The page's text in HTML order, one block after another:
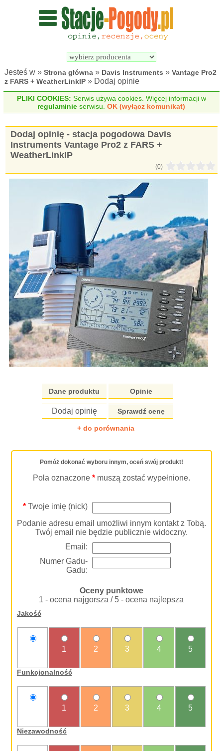
Wyszukiwarka
pogodowych
Jesteś w »Strona główna » Davis Instruments »Vantage Pro2
z FARS + WeatherLinkIP » Dodaj opinie
PLIKI COOKIES: Serwis używa cookies. Więcej informacji w
regulaminie serwisu.OK (wyłącz komunikat)
Dodaj opinię - stacja pogodowa Davis
Instruments Vantage Pro2 z FARS +
WeatherLinkIP
(0)
Dane produktu Opinie
Dodaj opinię Sprawdź cenę
+ do porównania
Pomóż dokonać wyboru innym, oceń swój produkt!
Pola oznaczone * muszą zostać wypełnione.
*Twoje imię (nick)
Podanie adresu email umożliwi innym kontakt z Tobą.
Twój email nie będzie publicznie widoczny.
Email:
Numer Gadu-
Gadu:
Oceny punktowe
1 - ocena najgorsza / 5 - ocena najlepsza
Jakość
1 2 3 4 5
Funkcjonalność
1 2 3 4 5
Niezawodność